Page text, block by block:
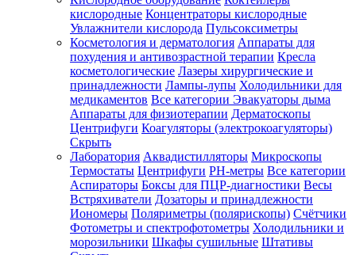
Зарегистрироваться
Зачем
регистрироваться?
Все
покупки
одном
месте
Личный
менеджер
кислородные Концентраторы кислородные
Увлажнители кислорода Пульсоксиметры
Косметология и дерматология Аппараты для
похудения и антивозрастной терапии Кресла
косметологические Лазеры хирургические и
принадлежности Лампы-лупы Холодильники для
медикаментов Все категории Эвакуаторы дыма
Аппараты для физиотерапии Дерматоскопы
Центрифуги Коагуляторы (электрокоагуляторы)
Скрыть
Лаборатория Аквадистилляторы Микроскопы
Термостаты Центрифуги PH-метры Все категории
Аспираторы Боксы для ПЦР-диагностики Весы
Встряхиватели Дозаторы и принадлежности
Иономеры Поляриметры (полярископы) Счётчики
Фотометры и спектрофотометры Холодильники и
морозильники Шкафы сушильные Штативы